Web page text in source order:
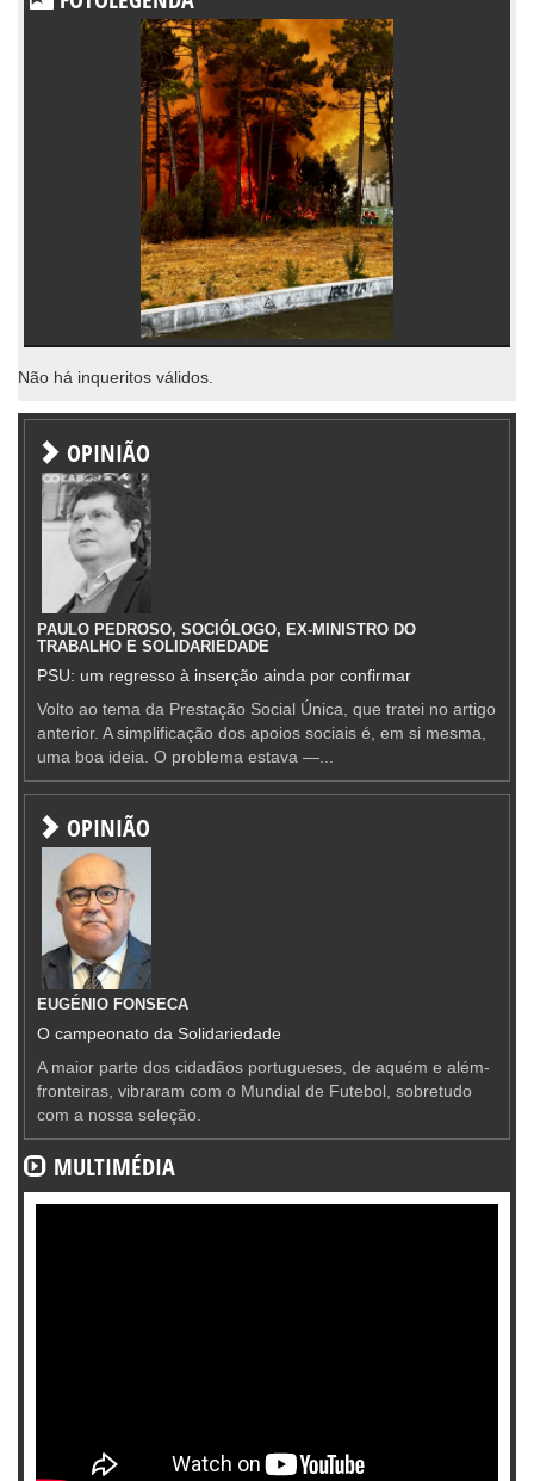
Não há inqueritos válidos.
OPINIÃO
PAULO PEDROSO, SOCIÓLOGO, EX-MINISTRO DO
TRABALHO E SOLIDARIEDADE
PSU: um regresso à inserção ainda por confirmar
Volto ao tema da Prestação Social Única, que tratei no artigo
anterior. A simplificação dos apoios sociais é, em si mesma,
uma boa ideia. O problema estava —...
OPINIÃO
EUGÉNIO FONSECA
O campeonato da Solidariedade
A maior parte dos cidadãos portugueses, de aquém e além-
fronteiras, vibraram com o Mundial de Futebol, sobretudo
com a nossa seleção.
MULTIMÉDIA